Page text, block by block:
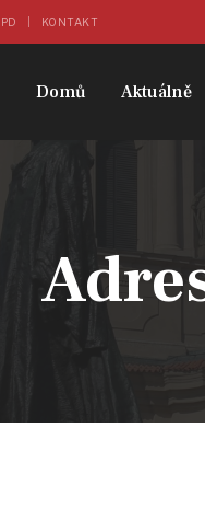
KONTAKT
Domů Aktuálně